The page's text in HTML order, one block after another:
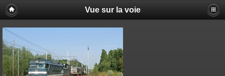
Vue sur la voie